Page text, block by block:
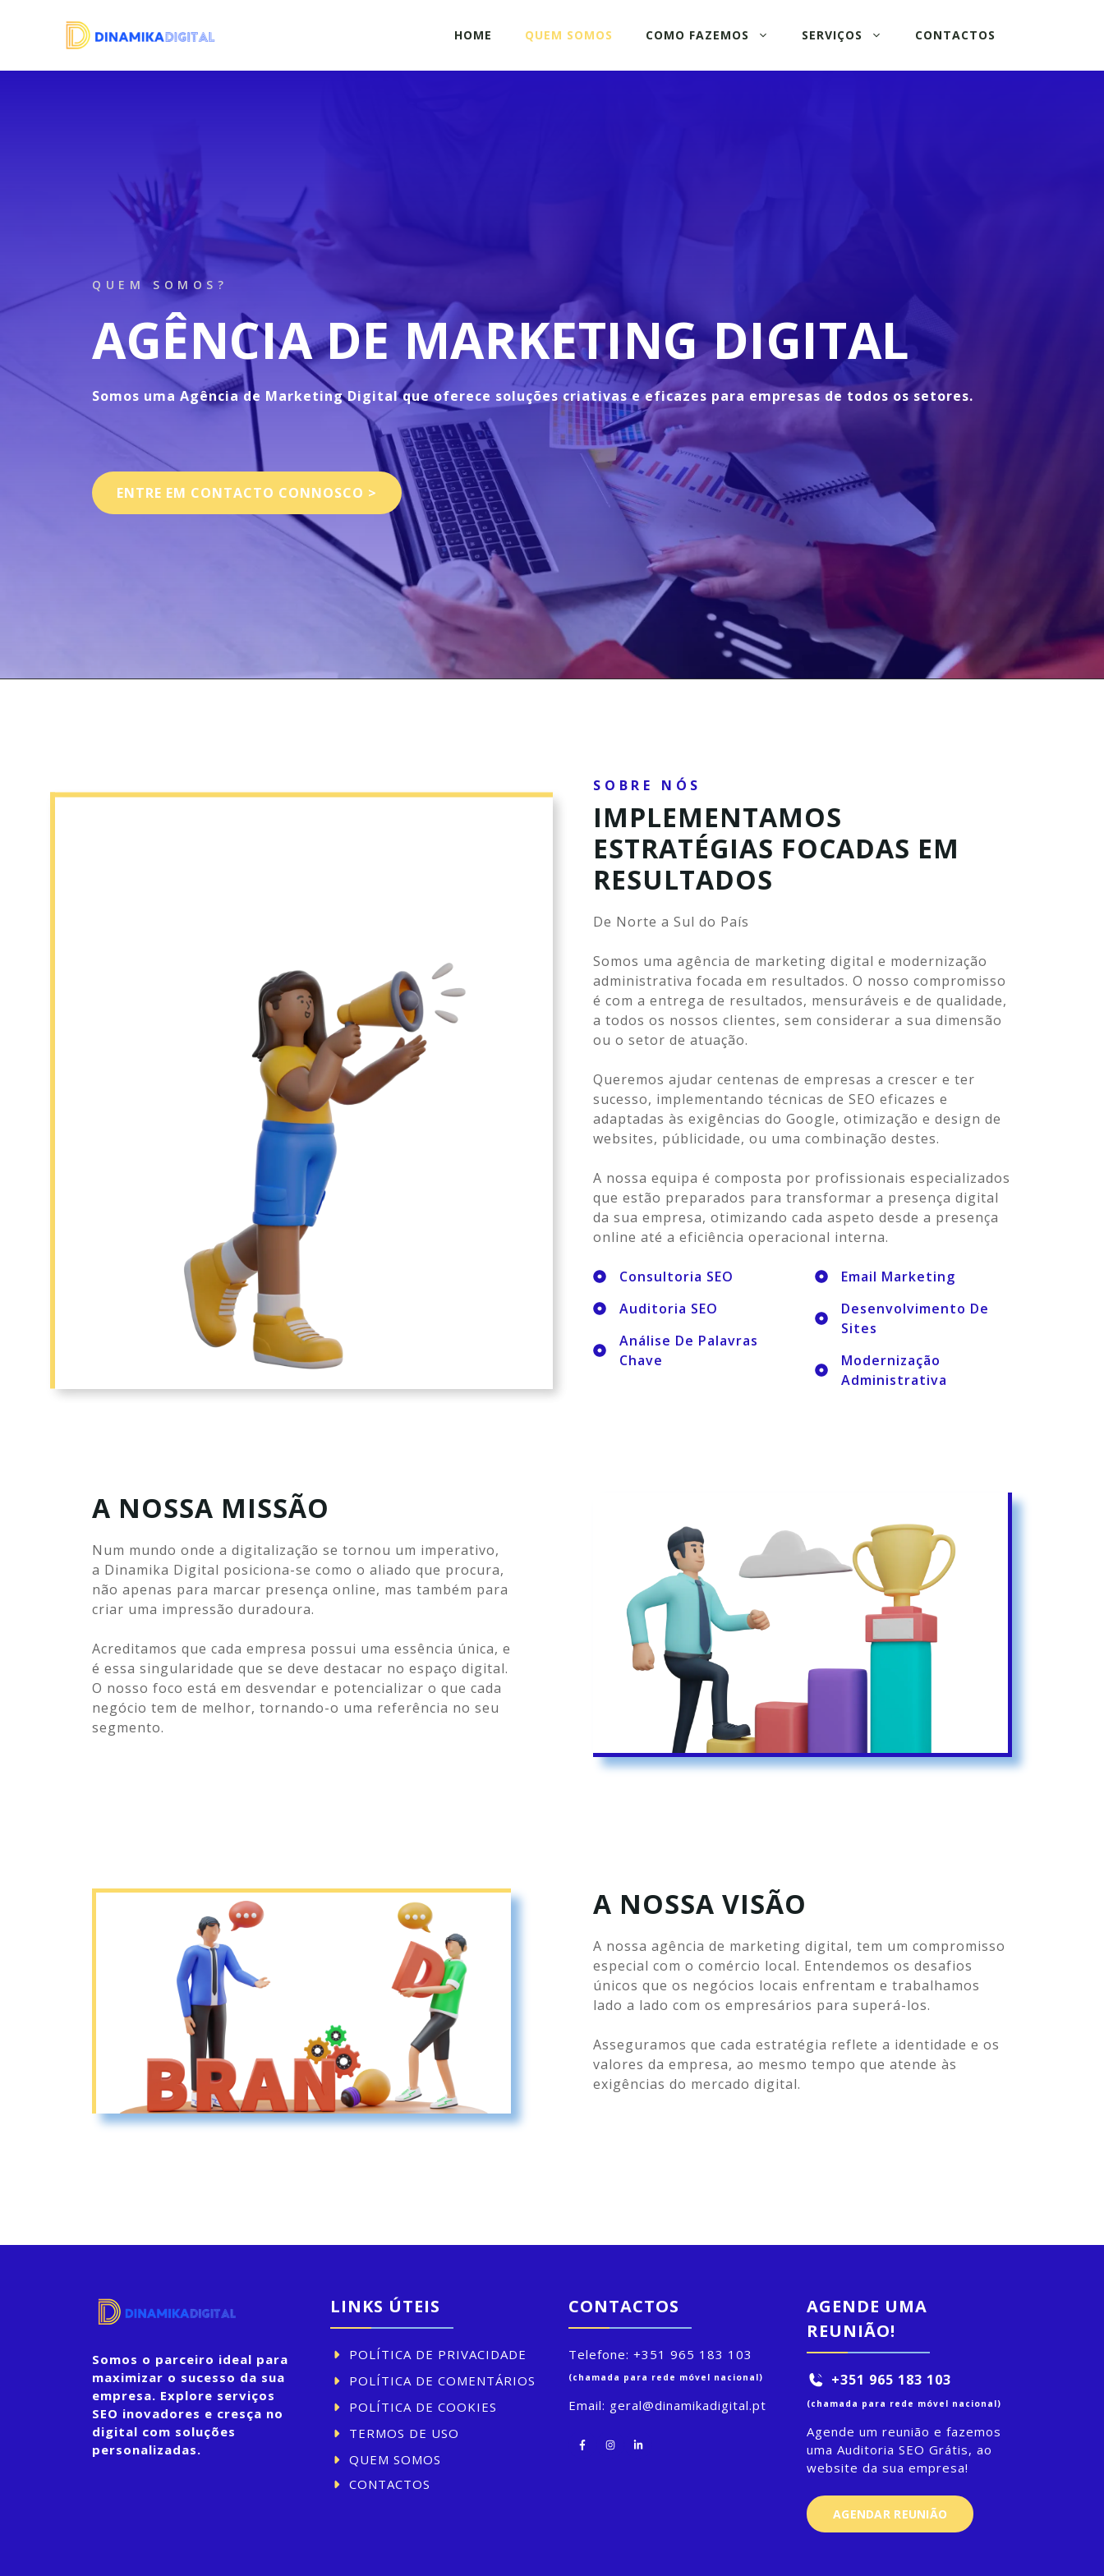
conteúdo
HOME QUEM SOMOS COMO FAZEMOS SERVIÇOS CONTACTOS
QUEM SOMOS?
AGÊNCIA DE MARKETING DIGITAL
Somos uma Agência de Marketing Digitalque oferece soluções criativas e eficazes para empresas de todos os setores.
ENTRE EM CONTACTO CONNOSCO >
SOBRE NÓS
IMPLEMENTAMOS
ESTRATÉGIAS FOCADAS EM
RESULTADOS
De Norte a Sul do País
Somos uma agência de marketing digital e modernização
administrativa focada em resultados. O nosso compromisso
é com a entrega de resultados, mensuráveis e de qualidade,
a todos os nossos clientes, sem considerar a sua dimensão
ou o setor de atuação.
Queremos ajudar centenas de empresas a crescer e ter
sucesso, implementando técnicas de SEO eficazes e
adaptadas às exigências do Google, otimização e design de
websites, públicidade, ou uma combinação destes.
A nossa equipa é composta por profissionais especializados
que estão preparados para transformar a presença digital
da sua empresa, otimizando cada aspeto desde a presença
online até a eficiência operacional interna.
Consultoria SEO
Auditoria SEO
Análise De Palavras
Chave
Email Marketing
Desenvolvimento De
Sites
Modernização
Administrativa
A NOSSA MISSÃO
Num mundo onde a digitalização se tornou um imperativo,
a Dinamika Digital posiciona-se como o aliado que procura,
não apenas para marcar presença online, mas também para
criar uma impressão duradoura.
Acreditamos que cada empresa possui uma essência única, e
é essa singularidade que se deve destacar no espaço digital.
O nosso foco está em desvendar e potencializar o que cada
negócio tem de melhor, tornando-o uma referência no seu
segmento.
A NOSSA VISÃO
A nossa agência de marketing digital, tem um compromisso
especial com o comércio local. Entendemos os desafios
únicos que os negócios locais enfrentam e trabalhamos
lado a lado com os empresários para superá-los.
Asseguramos que cada estratégia reflete a identidade e os
valores da empresa, ao mesmo tempo que atende às
exigências do mercado digital.
Somos o parceiro ideal para
maximizar o sucesso da sua
empresa. Explore serviços
SEO inovadores e cresça no
digital com soluções
personalizadas.
LINKS ÚTEIS
POLÍTICA DE PRIVACIDADE
POLÍTICA DE COMENTÁRIOS
POLÍTICA DE COOKIES
TERMOS DE USO
QUEM SOMOS
CONTACTOS
CONTACTOS
Telefone: +351 965 183 103
(chamada para rede móvel nacional)
Email: geral@dinamikadigital.pt
AGENDE UMA
REUNIÃO!
+351 965 183 103
(chamada para rede móvel nacional)
Agende um reunião e fazemos
uma Auditoria SEO Grátis, ao
website da sua empresa!
AGENDAR REUNIÃO